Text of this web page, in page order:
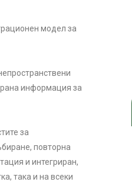
модел за
информация за
за
повторна
и интегриран,
така и на всеки